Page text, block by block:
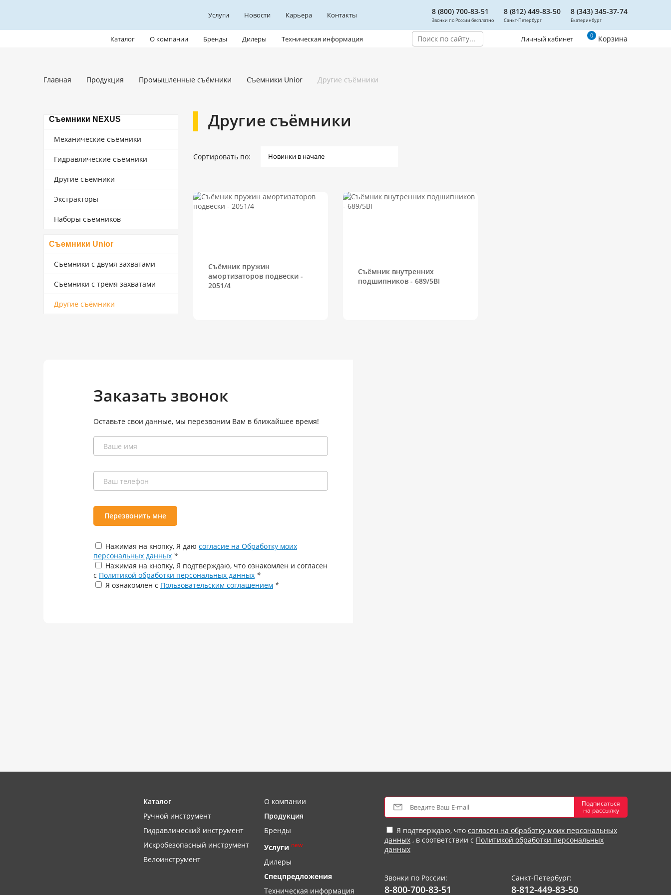
Услуги Новости Карьера Контакты 8 (800) 700-83-51
Звонки по России бесплатно
8 (812) 449-83-50
Санкт-Петербург
8 (343) 345-37-74
Екатеринбург
Каталог О компании Бренды Дилеры Техническая информация Личный кабинет 0 Корзина
Главная Продукция Промышленные съёмники Съемники Unior Другие съёмники
Съемники NEXUS
Механические съёмники
Гидравлические съёмники
Другие съемники
Экстракторы
Наборы съемников
Съемники Unior
Съёмники с двумя захватами
Съёмники с тремя захватами
Другие съёмники
Другие съёмники
Сортировать по:
Съёмник пружин
амортизаторов подвески -
2051/4
Съёмник внутренних
подшипников - 689/5BI
Заказать звонок
Оставьте свои данные, мы перезвоним Вам в ближайшее время!
Перезвонить мне
Нажимая на кнопку, Я даю согласие на Обработку моих
персональных данных *
Нажимая на кнопку, Я подтверждаю, что ознакомлен и согласен
с Политикой обработки персональных данных *
Я ознакомлен с Пользовательским соглашением *
Каталог
Ручной инструмент
Гидравлический инструмент
Искробезопасный инструмент
Велоинструмент
О компании
Продукция
Бренды
Услуги new
Дилеры
Спецпредложения
Техническая информация
Подписаться
на рассылку
Я подтверждаю, что согласен на обработку моих персональных
данных , в соответствии с Политикой обработки персональных
данных
Звонки по России:
8-800-700-83-51
Санкт-Петербург:
8-812-449-83-50